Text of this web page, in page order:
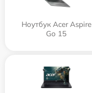
Ноутбук Acer Aspire
Go 15